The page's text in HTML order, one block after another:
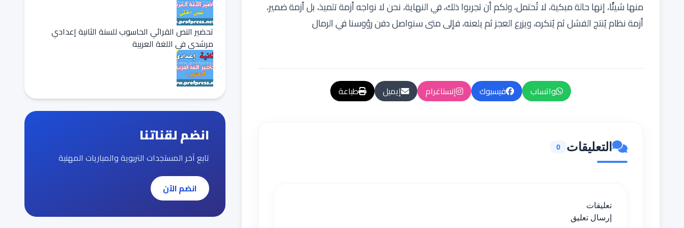
منها شيئًا، إنها حالة مبكية، لا تُحتمل، ولكم أن تجربوا ذلك، في النهاية، نحن لا نواجه أزمة تلميذ، بل أزمة ضمير،
أزمة نظام يُنتج الفشل ثم يُنكره، ويزرع العجز ثم يلعنه، فإلى متى سنواصل دفن رؤوسنا في الرمال
واتساب فيسبوك إنستاغرام إيميل طباعة
التعليقات 0
تعليقات
إرسال تعليق
تحضير النص القرائي الحاسوب للسنة الثانية إعدادي
مرشدي في اللغة العربية
انضم لقناتنا
تابع آخر المستجدات التربوية والمباريات المهنية
انضم الآن